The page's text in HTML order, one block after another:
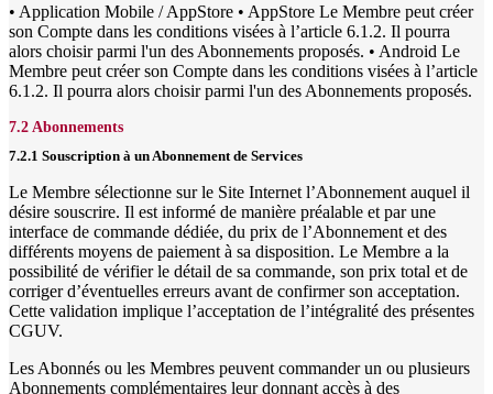
• Application Mobile / AppStore • AppStore Le Membre peut créer
son Compte dans les conditions visées à l’article 6.1.2. Il pourra
alors choisir parmi l'un des Abonnements proposés. • Android Le
Membre peut créer son Compte dans les conditions visées à l’article
6.1.2. Il pourra alors choisir parmi l'un des Abonnements proposés.
7.2 Abonnements
7.2.1 Souscription à un Abonnement de Services
Le Membre sélectionne sur le Site Internet l’Abonnement auquel il
désire souscrire. Il est informé de manière préalable et par une
interface de commande dédiée, du prix de l’Abonnement et des
différents moyens de paiement à sa disposition. Le Membre a la
possibilité de vérifier le détail de sa commande, son prix total et de
corriger d’éventuelles erreurs avant de confirmer son acceptation.
Cette validation implique l’acceptation de l’intégralité des présentes
CGUV.
Les Abonnés ou les Membres peuvent commander un ou plusieurs
Abonnements complémentaires leur donnant accès à des